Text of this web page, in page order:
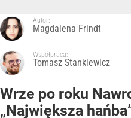
Autor:
Magdalena Frindt
Współpraca:
Tomasz Stankiewicz
Wrze po roku
„Największa